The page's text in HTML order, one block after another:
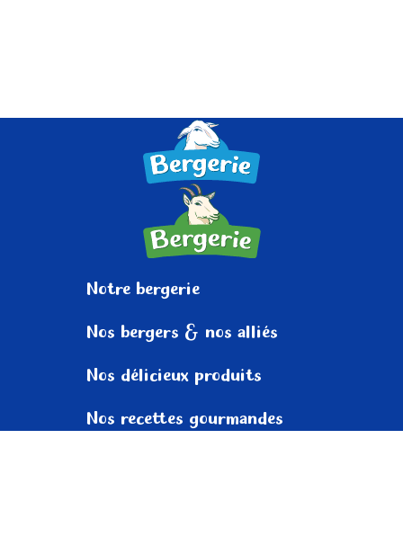
Notre bergerie
Nos bergers & nos alliés
Nos délicieux produits
Nos recettes gourmandes